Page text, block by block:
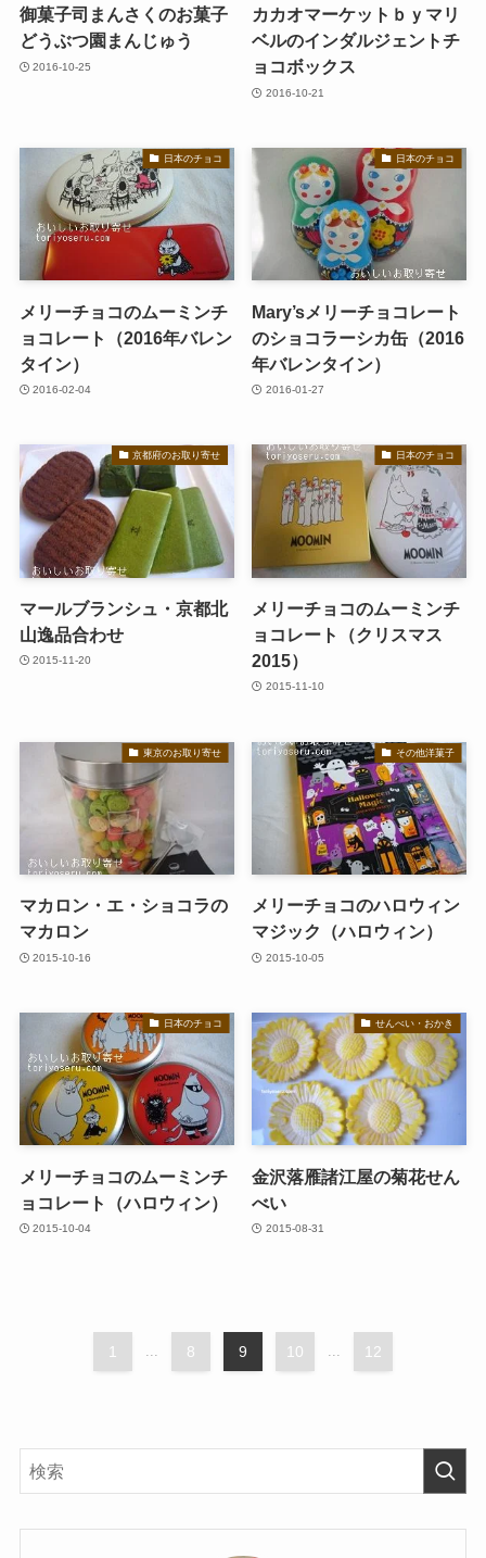
御菓子司まんさくのお菓子
どうぶつ園まんじゅう
2016-10-25
カカオマーケットｂｙマリ
ベルのインダルジェントチ
ョコボックス
2016-10-21
日本のチョコ
メリーチョコのムーミンチ
ョコレート（2016年バレン
タイン）
2016-02-04
日本のチョコ
Mary’sメリーチョコレート
のショコラーシカ缶（2016
年バレンタイン）
2016-01-27
京都府のお取り寄せ
マールブランシュ・京都北
山逸品合わせ
2015-11-20
日本のチョコ
メリーチョコのムーミンチ
ョコレート（クリスマス
2015）
2015-11-10
東京のお取り寄せ
マカロン・エ・ショコラの
マカロン
2015-10-16
その他洋菓子
メリーチョコのハロウィン
マジック（ハロウィン）
2015-10-05
日本のチョコ
メリーチョコのムーミンチ
ョコレート（ハロウィン）
2015-10-04
せんべい・おかき
金沢落雁諸江屋の菊花せん
べい
2015-08-31
1 ... 8 9 10 ... 12